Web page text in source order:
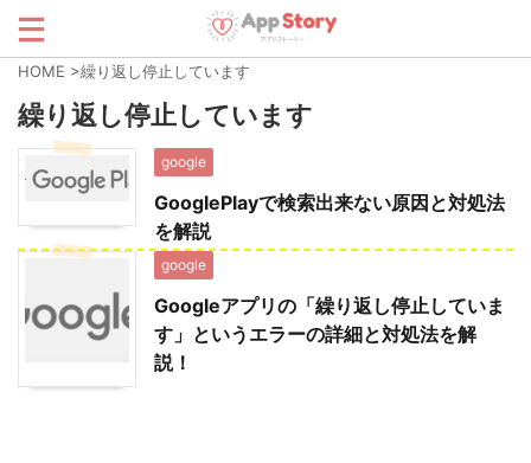
HOME >繰り返し停止しています
繰り返し停止しています
google
GooglePlayで検索出来ない原因と対処法
を解説
google
Googleアプリの「繰り返し停止していま
す」というエラーの詳細と対処法を解
説！